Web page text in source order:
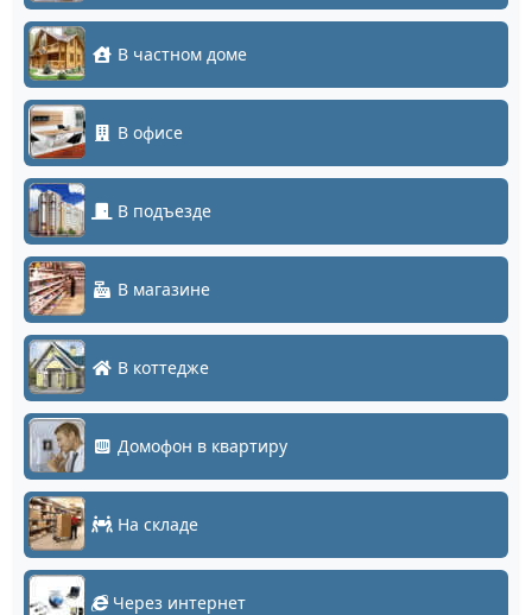
В частном доме
В офисе
В подъезде
В магазине
В коттедже
Домофон в квартиру
На складе
Через интернет